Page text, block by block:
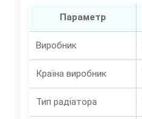
Параметр
Виробник
Країна виробник
Тип радіатора